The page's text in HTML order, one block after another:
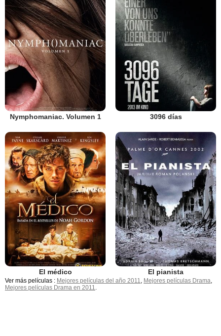
Nymphomaniac. Volumen 1 3096 días
El médico El pianista
Ver más películas : Mejores películas del año 2011 Mejores películas Drama
Mejores películas Drama en 2011